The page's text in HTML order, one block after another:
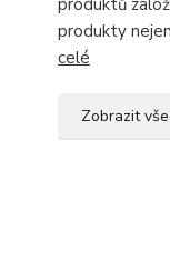
produkty
celé
Zobrazit